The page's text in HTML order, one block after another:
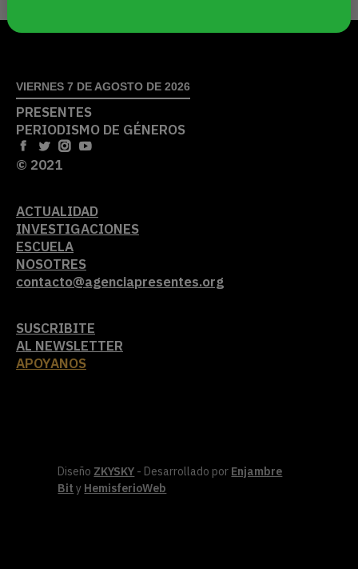
VIERNES 7 DE AGOSTO DE 2026
PRESENTES
PERIODISMO DE GÉNEROS
© 2021
ACTUALIDAD
INVESTIGACIONES
ESCUELA
NOSOTRES
contacto@agenciapresentes.org
SUSCRIBITE
AL NEWSLETTER
APOYANOS
Diseño ZKYSKY - Desarrollado por Enjambre
Bit y HemisferioWeb